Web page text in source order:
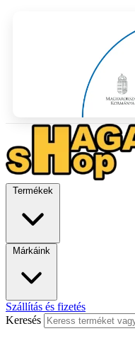
Termékek
Márkáink
Szállítás és fizetés
Keresés